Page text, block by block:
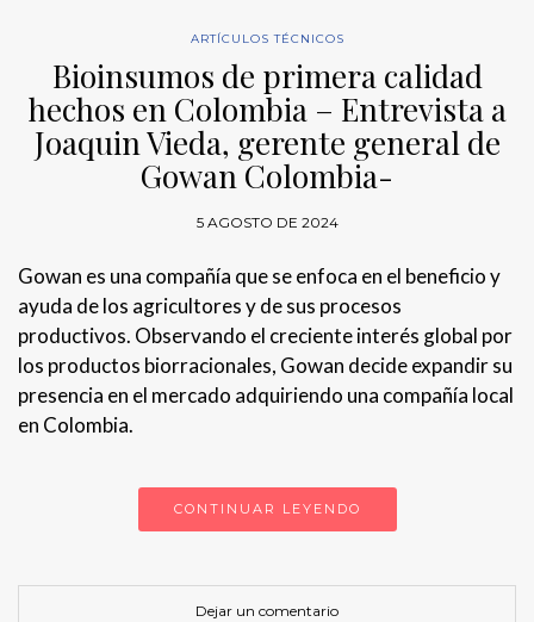
ARTÍCULOS TÉCNICOS
Bioinsumos de primera calidad
hechos en Colombia – Entrevista a
Joaquin Vieda, gerente general de
Gowan Colombia-
5 AGOSTO DE 2024
Gowan es una compañía que se enfoca en el beneficio y
ayuda de los agricultores y de sus procesos
productivos. Observando el creciente interés global por
los productos biorracionales, Gowan decide expandir su
presencia en el mercado adquiriendo una compañía local
en Colombia.
CONTINUAR LEYENDO
Dejar un comentario